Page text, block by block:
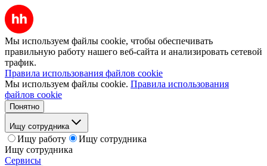
Мы используем файлы cookie, чтобы обеспечивать
правильную работу нашего веб-сайта и анализировать сетевой
трафик.
Правила использования файлов cookie
Мы используем файлы cookie. Правила использования
файлов cookie
Понятно
Ищу сотрудника
Ищу работу
Ищу сотрудника
Ищу сотрудника
Сервисы